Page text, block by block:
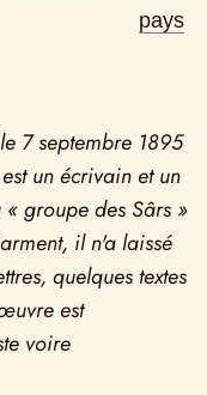
pays
7 septembre 1895
un écrivain et un
groupe des Sârs »
il n'a laissé
quelques textes
est
voire